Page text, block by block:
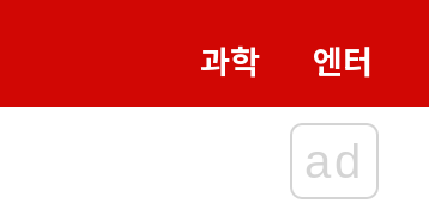
과학 엔터
ad